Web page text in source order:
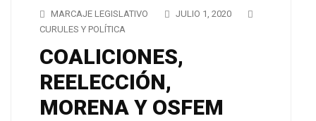
MARCAJE LEGISLATIVO
JULIO 1, 2020
CURULES Y POLÍTICA
COALICIONES,
REELECCIÓN,
MORENA Y OSFEM